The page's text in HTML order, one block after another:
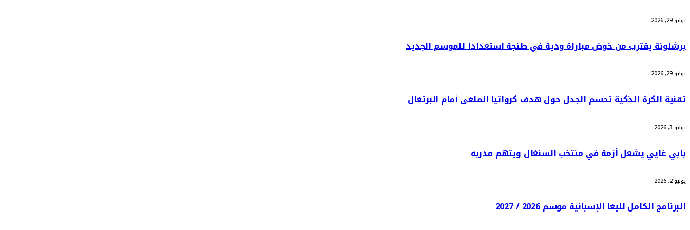
يوليو 29, 2026
برشلونة يقترب من خوض مباراة ودية في طنجة استعدادا للموسم الجديد
يوليو 29, 2026
تقنية الكرة الذكية تحسم الجدل حول هدف كرواتيا الملغى أمام البرتغال
يوليو 3, 2026
بابي غايي يشعل أزمة في منتخب السنغال ويتهم مدربه
يوليو 2, 2026
البرنامج الكامل لليغا الإسبانية موسم 2026 / 2027